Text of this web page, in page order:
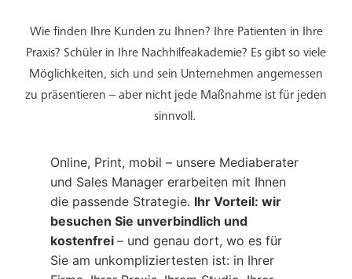
Wie finden Ihre Kunden zu Ihnen? Ihre Patienten in Ihre
Praxis? Schüler in Ihre Nachhilfeakademie? Es gibt so viele
Möglichkeiten, sich und sein Unternehmen angemessen
zu präsentieren – aber nicht jede Maßnahme ist für jeden
sinnvoll.
Online, Print, mobil – unsere Mediaberater
und Sales Manager erarbeiten mit Ihnen
die passende Strategie. Ihr Vorteil: wir
besuchen Sie unverbindlich und
kostenfrei – und genau dort, wo es für
Sie am unkompliziertesten ist: in Ihrer